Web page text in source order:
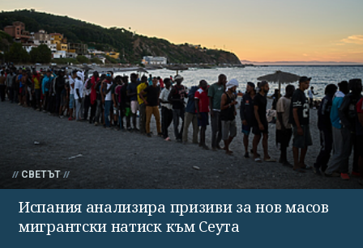
СВЕТЪТ
Испания анализира призиви за нов масов
мигрантски натиск към Сеута